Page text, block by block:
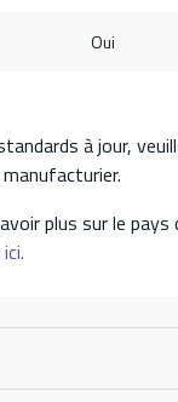
Oui
à jour,
plus sur le pays